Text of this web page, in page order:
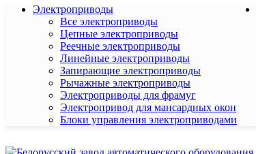
Электроприводы
Все электроприводы
Цепные электроприводы
Реечные электроприводы
Линейные электроприводы
Запирающие электроприводы
Рычажные электроприводы
Электроприводы для фрамуг
Электропривод для мансардных окон
Блоки управления электроприводами